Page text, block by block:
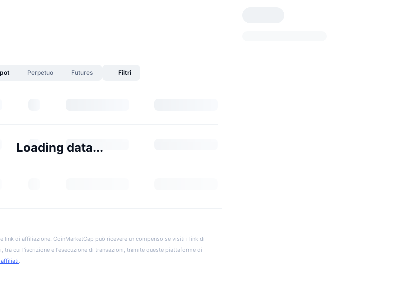
Perpetuo Futures Filtri
Loading data...
link di affiliazione. CoinMarketCap può ricevere un compenso se visiti i link di
tra cui l'iscrizione e l'esecuzione di transazioni, tramite queste piattaforme di
affiliati.